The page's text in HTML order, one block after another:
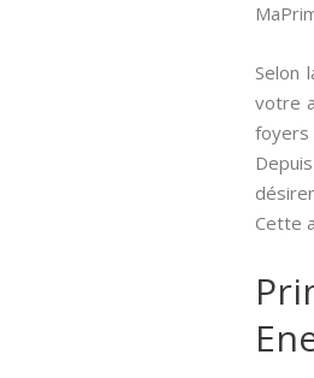
Selon
votre
foyers
Cette